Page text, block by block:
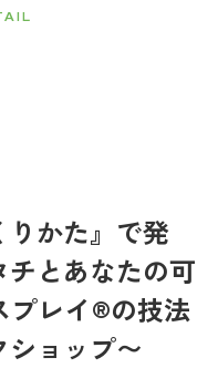
りかた』で発
とあなたの可
プレイ®︎の技法
ショップ〜